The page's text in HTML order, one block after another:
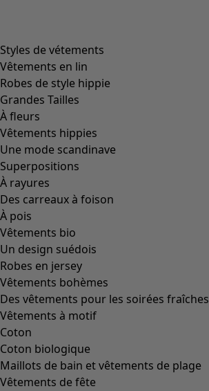
Styles de vétements
Vêtements en lin
Robes de style hippie
Grandes Tailles
À fleurs
Vêtements hippies
Une mode scandinave
Superpositions
À rayures
Des carreaux à foison
À pois
Vêtements bio
Un design suédois
Robes en jersey
Vêtements bohèmes
Des vêtements pour les soirées fraîches
Vêtements à motif
Coton
Coton biologique
Maillots de bain et vêtements de plage
Vêtements de fête